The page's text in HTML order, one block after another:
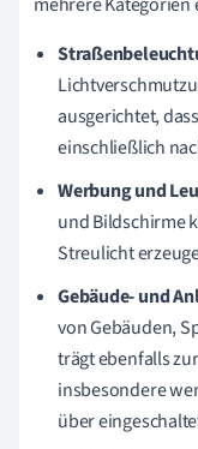
ausgerichtet,
einschließlich
Werbung und
und Bildschirme
Streulicht
Gebäude- und
von Gebäuden,
trägt ebenfalls
insbesondere
über